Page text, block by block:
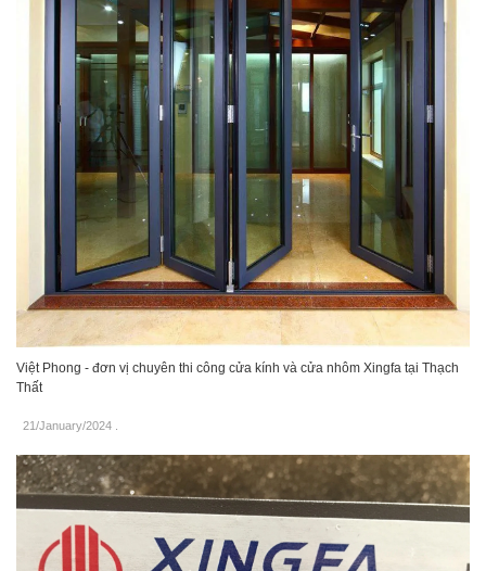
Việt Phong - đơn vị chuyên thi công cửa kính và cửa nhôm Xingfa tại Thạch
Thất
21/January/2024